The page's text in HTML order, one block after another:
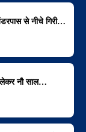
से नीचे गिरी…
लेकर नौ साल…